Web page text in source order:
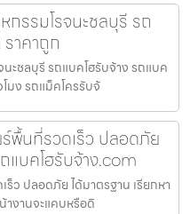
รรมโรจนะชลบุรี รถ
ราคาถูก
ะชลบุรี รถแบคโฮรับจ้าง รถแบค
โมง รถแม็คโครรับจ้
พื้นที่รวดเร็ว ปลอดภัย
แบคโฮรับจ้าง.com
ว ปลอดภัย ได้มาตรฐาน เรียกหา
งานจะแคบหรือดิ